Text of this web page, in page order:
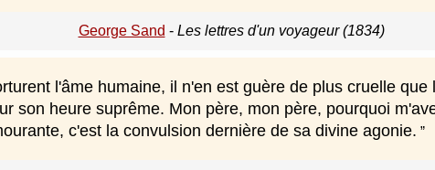
George Sand - Les lettres d'un voyageur (1834)
l'âme humaine, il n'en est guère de plus cruelle
son heure suprême. Mon père, mon père, pourquoi
c'est la convulsion dernière de sa divine agonie.